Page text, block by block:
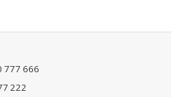
777 666
222